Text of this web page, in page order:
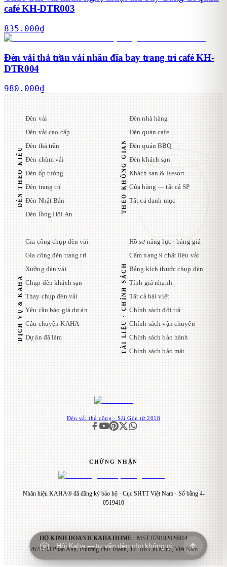
café KH-DTR003
835.000₫
Đèn vải thả trần vải nhăn đĩa bay trang trí café KH-
DTR004
980.000₫
ĐÈN THEO KIỂU
Đèn vải
Đèn vải cao cấp
Đèn thả trần
Đèn chùm vải
Đèn ốp tường
Đèn trang trí
Đèn Nhật Bản
Đèn lồng Hội An
THEO KHÔNG GIAN
Đèn nhà hàng
Đèn quán cafe
Đèn quán BBQ
Đèn khách sạn
Khách sạn & Resort
Cửa hàng — tất cả SP
Tất cả danh mục
DỊCH VỤ & KAHA
Gia công chụp đèn vải
Gia công đèn trang trí
Xưởng đèn vải
Chụp đèn khách sạn
Thay chụp đèn vải
Yêu cầu báo giá dự án
Câu chuyện KAHA
Dự án đã làm
TÀI LIỆU · CHÍNH SÁCH
Hồ sơ năng lực · bảng giá
Cẩm nang 9 chất liệu vải
Bảng kích thước chụp đèn
Tính giá nhanh
Tất cả bài viết
Chính sách đổi trả
Chính sách vận chuyển
Chính sách bảo hành
Chính sách bảo mật
Đèn vải thủ công · Sài Gòn từ 2018
CHỨNG NHẬN
Nhãn hiệu KAHA® đã đăng ký bảo hộ · Cục SHTT Việt Nam · Số bằng 4-
0519410
HỘ KINH DOANH KAHA HOME· MST 079192026914
262/1/93 Phan Anh, Phường Phú Thạnh, TP. Hồ Chí Minh, Việt Nam
Hỏi Kaha — tư vấn đèn cho không gian…